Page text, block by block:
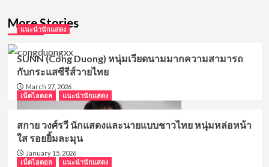
More Stories
แนะนำนักแสดง
SUNN (Cong Duong) หนุ่มเวียดนามมากความสามารถ
กับกระแสซีรีส์วายไทย
March 27, 2026
เน็ตไอดอล
แนะนำนักแสดง
สกาย วงศ์รวี นักแสดงและนายแบบชาวไทย หนุ่มหล่อหน้า
ใส รอยยิ้มละมุน
January 15, 2026
เน็ตไอดอล
แนะนำนักแสดง